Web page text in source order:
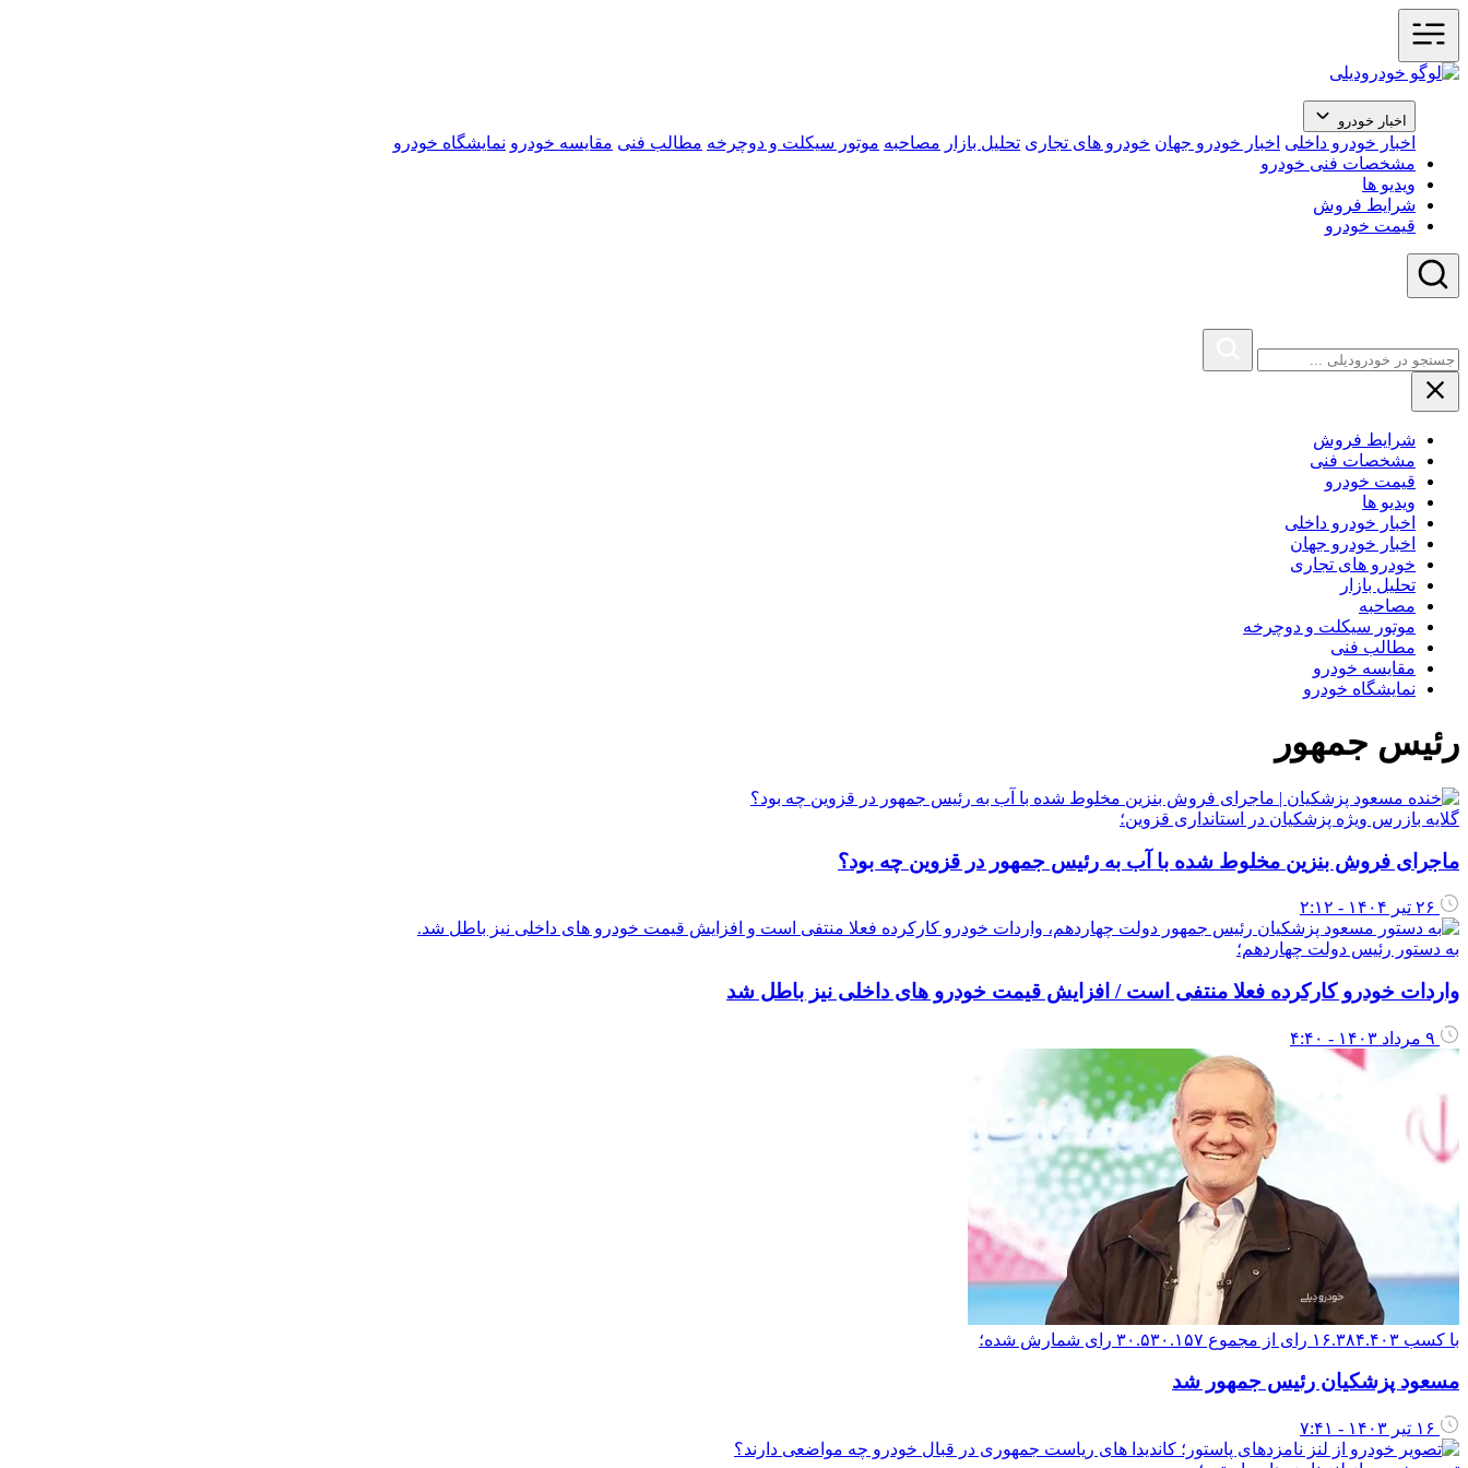
اخبار خودرو
اخبار خودرو داخلی اخبار خودرو جهان خودرو های تجاری تحلیل بازار مصاحبه موتور سیکلت و دوچرخه مطالب فنی مقایسه خودرو نمایشگاه خودرو
مشخصات فنی خودرو
ویدیو ها
شرایط فروش
قیمت خودرو
شرایط فروش
مشخصات فنی
قیمت خودرو
ویدیو ها
اخبار خودرو داخلی
اخبار خودرو جهان
خودرو های تجاری
تحلیل بازار
مصاحبه
موتور سیکلت و دوچرخه
مطالب فنی
مقایسه خودرو
نمایشگاه خودرو
رئیس جمهور
گلایه بازرس ویژه پزشکیان در استانداری قزوین؛
ماجرای فروش بنزین مخلوط شده با آب به رئیس جمهور در قزوین چه بود؟
به دستور رئیس دولت چهاردهم؛
واردات خودرو کارکرده فعلا منتفی است / افزایش قیمت خودرو های داخلی نیز باطل شد
با کسب ۱۶.۳۸۴.۴۰۳ رای از مجموع ۳۰.۵۳۰.۱۵۷ رای شمارش شده؛
مسعود پزشکیان رئیس جمهور شد